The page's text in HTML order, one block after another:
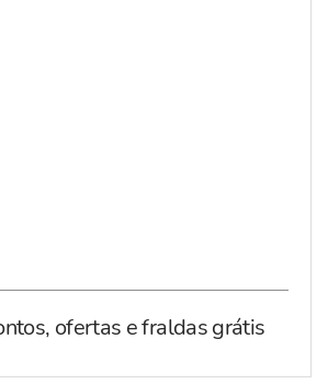
ofertas e fraldas grátis